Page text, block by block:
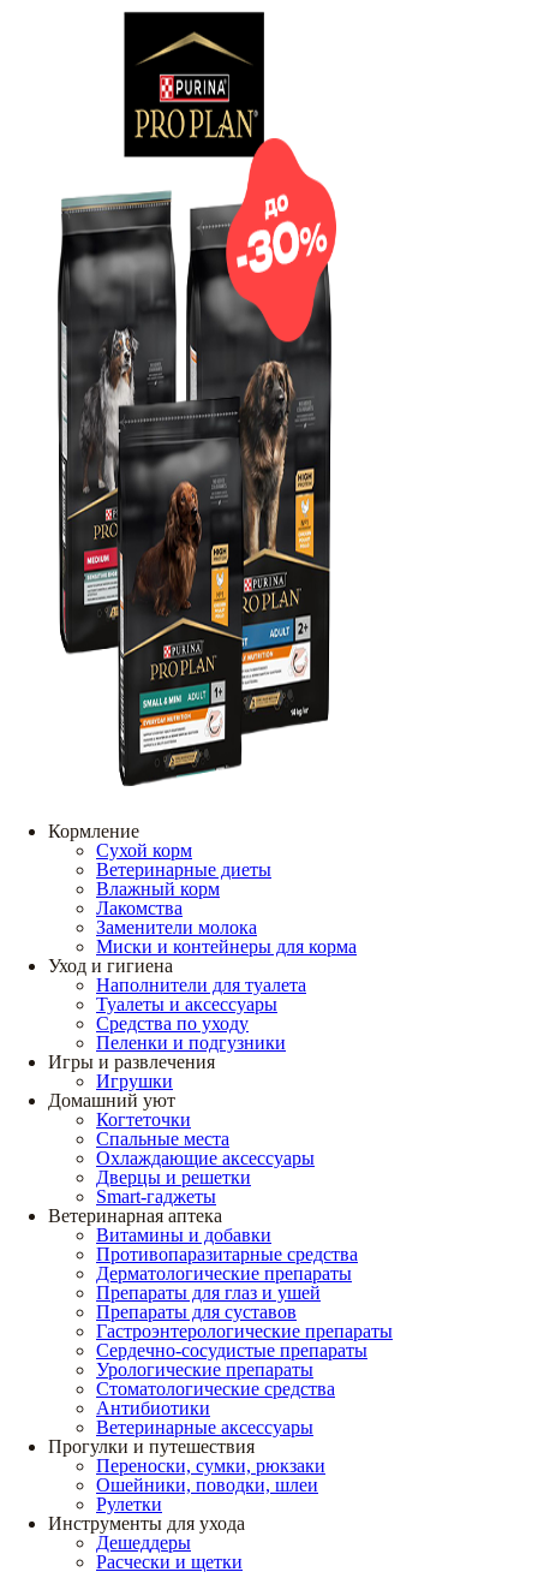
Кормление
Сухой корм
Ветеринарные диеты
Влажный корм
Лакомства
Заменители молока
Миски и контейнеры для корма
Уход и гигиена
Наполнители для туалета
Туалеты и аксессуары
Средства по уходу
Пеленки и подгузники
Игры и развлечения
Игрушки
Домашний уют
Когтеточки
Спальные места
Охлаждающие аксессуары
Дверцы и решетки
Smart-гаджеты
Ветеринарная аптека
Витамины и добавки
Противопаразитарные средства
Дерматологические препараты
Препараты для глаз и ушей
Препараты для суставов
Гастроэнтерологические препараты
Сердечно-сосудистые препараты
Урологические препараты
Стоматологические средства
Антибиотики
Ветеринарные аксессуары
Прогулки и путешествия
Переноски, сумки, рюкзаки
Ошейники, поводки, шлеи
Рулетки
Инструменты для ухода
Дешеддеры
Расчески и щетки